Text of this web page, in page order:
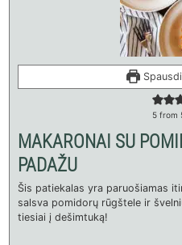
5from
MAKARONAI SU
PADAŽU
Šis patiekalas yra paruošiamas
salsva pomidorų rūgštele ir
tiesiai į dešimtuką!